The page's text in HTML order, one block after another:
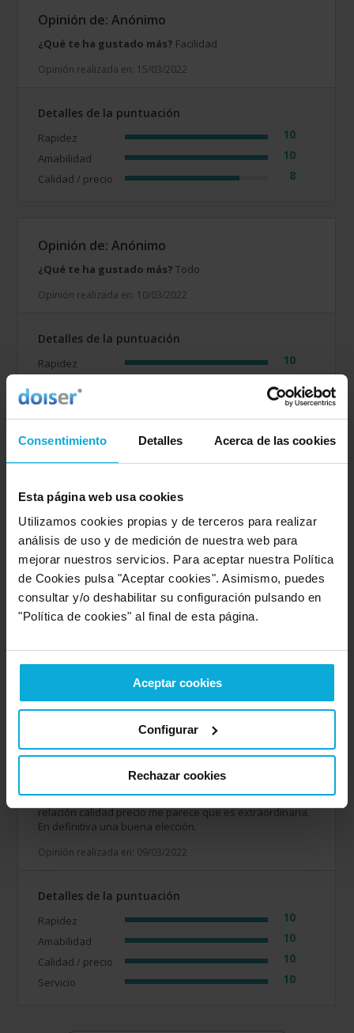
Consentimiento Detalles Acerca de las cookies
Esta página web usa cookies
Utilizamos cookies propias y de terceros para realizar
análisis de uso y de medición de nuestra web para
mejorar nuestros servicios. Para aceptar nuestra Política
de Cookies pulsa "Aceptar cookies". Asimismo, puedes
consultar y/o deshabilitar su configuración pulsando en
"Política de cookies" al final de esta página.
Aceptar cookies
Configurar
Rechazar cookies
Opinión de: Anónimo
¿Qué te ha gustado más? Facilidad
Opinión realizada en: 15/03/2022
Detalles de la puntuación
Rapidez 10
Amabilidad 10
Calidad / precio 8
Opinión de: Anónimo
¿Qué te ha gustado más? Todo
Opinión realizada en: 10/03/2022
Detalles de la puntuación
Rapidez 10
Calidad / precio 10
¿Qué te ha gustado más?La amabilidad en la llamada
Calidad/precio. Servicio completo y de calidad.
Recomendable
Opinión realizada en: 09/03/2022
Detalles de la puntuación
Amabilidad 10
10
Opinión de: Sara Ruiz
¿Qué te ha gustado más?La atención ha sido
exquisita. Presupuesto pasado con mucha agilidad , la
relación calidad precio me parece que es extraordinaria.
En definitiva una buena elección.
Opinión realizada en: 09/03/2022
Detalles de la puntuación
Rapidez 10
Amabilidad 10
Calidad / precio 10
Servicio 10